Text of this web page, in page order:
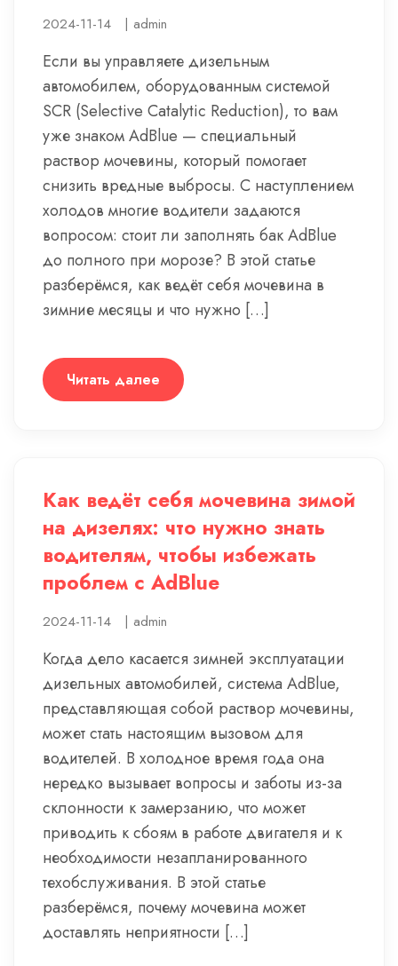
2024-11-14 | admin
Если вы управляете дизельным
автомобилем, оборудованным системой
SCR (Selective Catalytic Reduction), то вам
уже знаком AdBlue — специальный
раствор мочевины, который помогает
снизить вредные выбросы. С наступлением
холодов многие водители задаются
вопросом: стоит ли заполнять бак AdBlue
до полного при морозе? В этой статье
разберёмся, как ведёт себя мочевина в
зимние месяцы и что нужно […]
Читать далее
Как ведёт себя мочевина зимой
на дизелях: что нужно знать
водителям, чтобы избежать
проблем с AdBlue
2024-11-14 | admin
Когда дело касается зимней эксплуатации
дизельных автомобилей, система AdBlue,
представляющая собой раствор мочевины,
может стать настоящим вызовом для
водителей. В холодное время года она
нередко вызывает вопросы и заботы из-за
склонности к замерзанию, что может
приводить к сбоям в работе двигателя и к
необходимости незапланированного
техобслуживания. В этой статье
разберёмся, почему мочевина может
доставлять неприятности […]